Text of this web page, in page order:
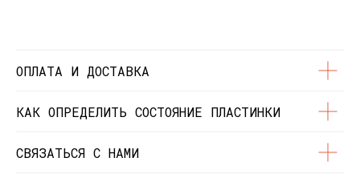
ОПЛАТА И ДОСТАВКА
КАК ОПРЕДЕЛИТЬ СОСТОЯНИЕ ПЛАСТИНКИ
СВЯЗАТЬСЯ С НАМИ